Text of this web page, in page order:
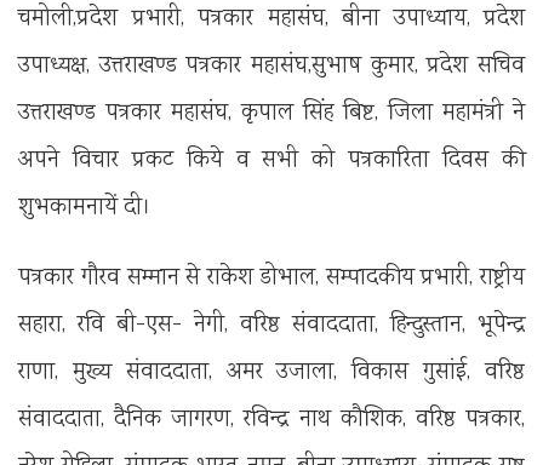
चमोली,प्रदेश प्रभारी, पत्रकार महासंघ, बीना उपाध्याय, प्रदेश
उपाध्यक्ष, उत्तराखण्ड पत्रकार महासंघ,सुभाष कुमार, प्रदेश सचिव
उत्तराखण्ड पत्रकार महासंघ, कृपाल सिंह बिष्ट, जिला महामंत्री ने
अपने विचार प्रकट किये व सभी को पत्रकारिता दिवस की
शुभकामनायें दी।
पत्रकार गौरव सम्मान से राकेश डोभाल, सम्पादकीय प्रभारी, राष्ट्रीय
सहारा, रवि बी-एस- नेगी, वरिष्ठ संवाददाता, हिन्दुस्तान, भूपेन्द्र
राणा, मुख्य संवाददाता, अमर उजाला, विकास गुसांई, वरिष्ठ
संवाददाता, दैनिक जागरण, रविन्द्र नाथ कौशिक, वरिष्ठ पत्रकार,